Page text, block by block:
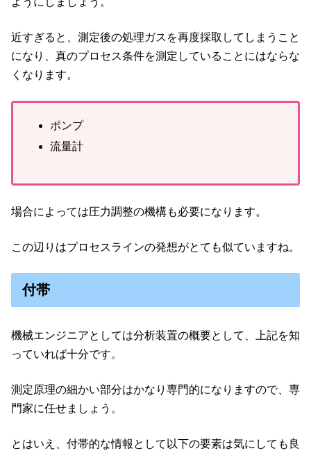
近すぎると、測定後の処理ガスを再度採取してしまうこと
になり、真のプロセス条件を測定していることにはならな
くなります。
ポンプ
流量計
場合によっては圧力調整の機構も必要になります。
この辺りはプロセスラインの発想がとても似ていますね。
付帯
機械エンジニアとしては分析装置の概要として、上記を知
っていれば十分です。
測定原理の細かい部分はかなり専門的になりますので、専
門家に任せましょう。
とはいえ、付帯的な情報として以下の要素は気にしても良